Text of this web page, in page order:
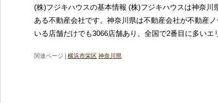
(株)フジキハウスの基本情報 (株)フジキハウスは神奈川
ある不動産会社です。神奈川県は不動産会社が不動産
いる店舗だけでも3066店舗あり、全国で2番目に多いエ
関連ページ | 横浜市栄区 神奈川県